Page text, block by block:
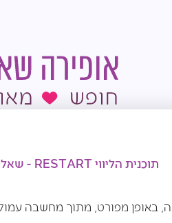
תוכנית הליווי RESTART - שאלון הכרות אישי
באופן מפורט, מתוך מחשבה